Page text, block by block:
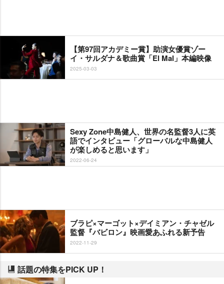
【第97回アカデミー賞】助演女優賞ゾー
イ・サルダナ＆歌曲賞「El Mal」本編映像
2025-03-03
Sexy Zone中島健人、世界の名監督3人に英
語でインタビュー「グローバルな中島健人
が楽しめると思います」
2022-06-24
ブラピ×マーゴット×デイミアン・チャゼル
監督『バビロン』映画愛あふれる新予告
2022-11-29
話題の特集をPICK UP！